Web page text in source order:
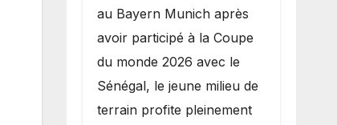
au Bayern Munich après
avoir participé à la Coupe
du monde 2026 avec le
Sénégal, le jeune milieu de
terrain profite pleinement